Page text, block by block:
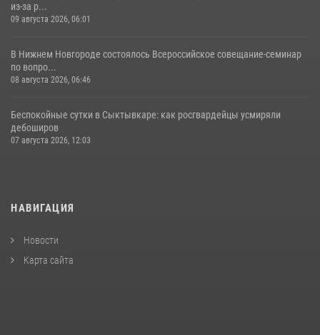
из-за р...
09 августа 2026, 06:01
В Нижнем Новгороде состоялось Всероссийское совещание-семинар
по вопро...
08 августа 2026, 06:46
Беспокойные сутки в Сыктывкаре: как росгвардейцы усмиряли
дебоширов
07 августа 2026, 12:03
НАВИГАЦИЯ
Новости
Карта сайта